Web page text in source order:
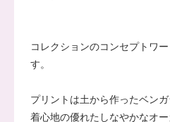
コレクションのコンセプトワ
す。
プリントは土から作ったベンガ
着心地の優れたしなやかなオ